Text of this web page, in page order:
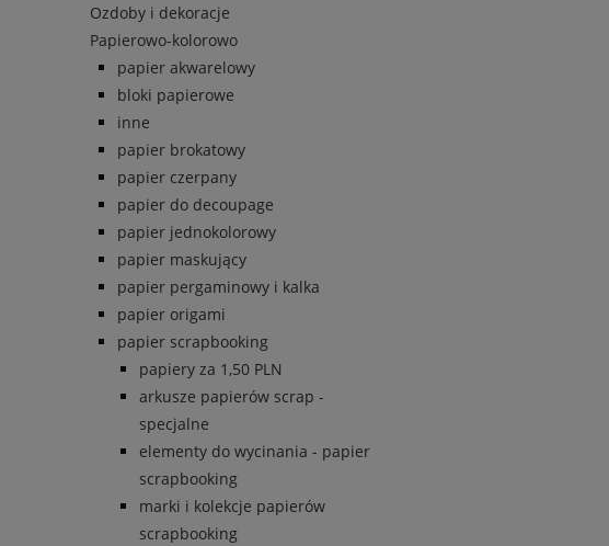
Ozdoby i dekoracje
Papierowo-kolorowo
papier akwarelowy
bloki papierowe
inne
papier brokatowy
papier czerpany
papier do decoupage
papier jednokolorowy
papier maskujący
papier pergaminowy i kalka
papier origami
papier scrapbooking
papiery za 1,50 PLN
arkusze papierów scrap -
specjalne
elementy do wycinania - papier
scrapbooking
marki i kolekcje papierów
scrapbooking